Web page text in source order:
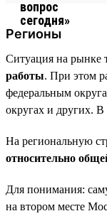
Регионы
Ситуация на рынке
работы. При этом
федеральным
округах и других.
На региональную
относительно
Для понимания:
на втором месте